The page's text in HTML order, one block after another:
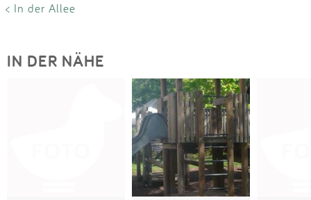
< In der Allee
IN DER NÄHE